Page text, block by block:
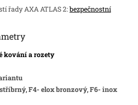
řady AXA ATLAS 2:bezpečnostní
kování a rozety
F4- elox bronzový, F6- inox